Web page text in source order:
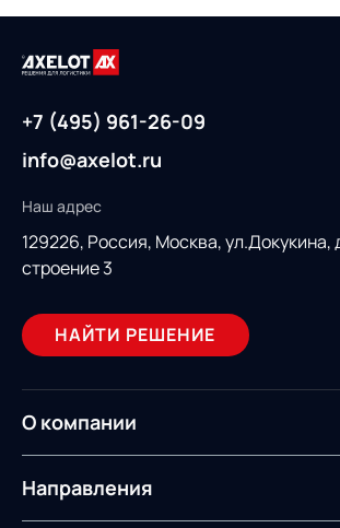
+7 (495) 961-26-09
info@axelot.ru
Наш адрес
129226, Россия, Москва, ул.Докукина,
строение 3
НАЙТИ РЕШЕНИЕ
О компании
О компании
Направления